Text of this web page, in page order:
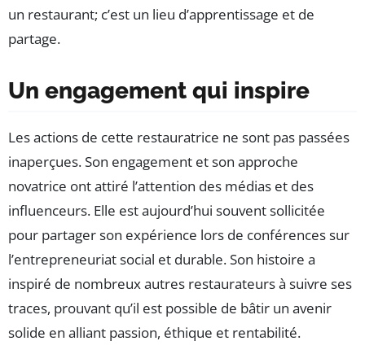
un restaurant; c’est un lieu d’apprentissage et de
partage.
Un engagement qui inspire
Les actions de cette restauratrice ne sont pas passées
inaperçues. Son engagement et son approche
novatrice ont attiré l’attention des médias et des
influenceurs. Elle est aujourd’hui souvent sollicitée
pour partager son expérience lors de conférences sur
l’entrepreneuriat social et durable. Son histoire a
inspiré de nombreux autres restaurateurs à suivre ses
traces, prouvant qu’il est possible de bâtir un avenir
solide en alliant passion, éthique et rentabilité.